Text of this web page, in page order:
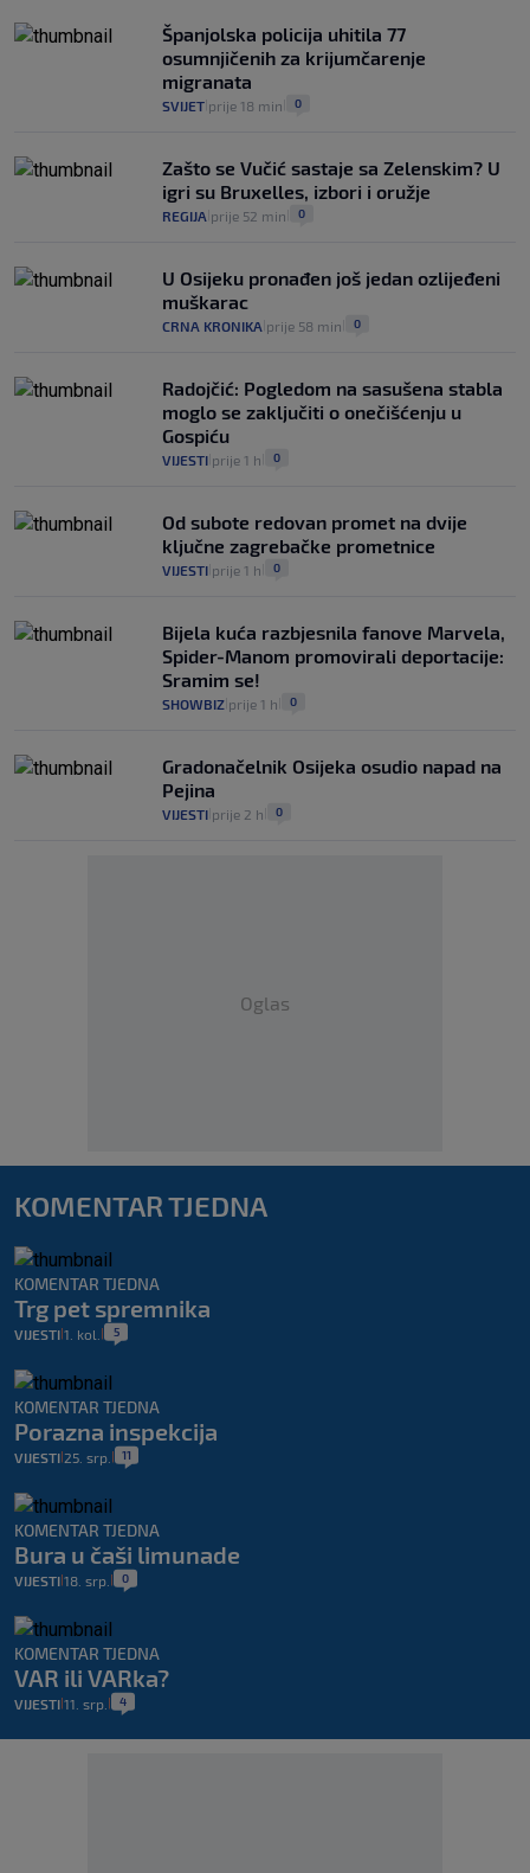
Španjolska policija uhitila 77
osumnjičenih za krijumčarenje
migranata
SVIJET prije 18 min 0
Zašto se Vučić sastaje sa Zelenskim? U
igri su Bruxelles, izbori i oružje
REGIJA prije 52 min 0
U Osijeku pronađen još jedan ozlijeđeni
muškarac
CRNA KRONIKA prije 58 min 0
Radojčić: Pogledom na sasušena stabla
moglo se zaključiti o onečišćenju u
Gospiću
VIJESTI prije 1 h 0
Od subote redovan promet na dvije
ključne zagrebačke prometnice
VIJESTI prije 1 h 0
Bijela kuća razbjesnila fanove Marvela,
Spider-Manom promovirali deportacije:
Sramim se!
SHOWBIZ prije 1 h 0
Gradonačelnik Osijeka osudio napad na
Pejina
VIJESTI prije 2 h 0
Oglas
KOMENTAR TJEDNA
KOMENTAR TJEDNA
Trg pet spremnika
VIJESTI 1. kol. 5
KOMENTAR TJEDNA
Porazna inspekcija
VIJESTI 25. srp. 11
KOMENTAR TJEDNA
Bura u čaši limunade
VIJESTI 18. srp. 0
KOMENTAR TJEDNA
VAR ili VARka?
VIJESTI 11. srp. 4